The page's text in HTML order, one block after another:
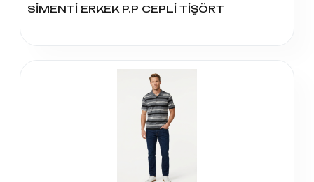
SİMENTİ ERKEK P.P CEPLİ TİŞÖRT